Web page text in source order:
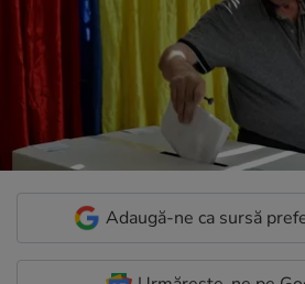
Adaugă-ne ca sursă